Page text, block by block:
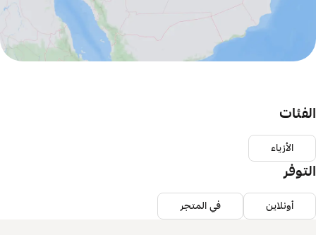
الفئات
الأزياء
التوفر
أونلاين في المتجر